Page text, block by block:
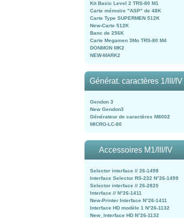
Kit Basic Level 2 TRS-80 M1
Carte mémoire "ASP" de 48K
Carte Type SUPERMEN 512K
New-Carte 512K
Banc de 256K
Carte Megamen 3Mo TRS-80 M4
DONMON MK2
NEW-MARK2
Générat. caractères 1/III/IV
Gendon 3
New Gendon3
Générateur de caractères M8002
MICRO-LC-80
Accessoires M1/III/IV
Selector interface // 26-1498
Interface Selector RS-232 N°26-1499
Selector interface // 26-2820
Interface // N°26-1411
New-Printer Interface N°26-1411
Interface HD modèle 1 N°26-1132
New_Interface HD N°26-1132